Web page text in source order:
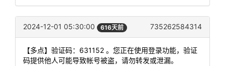
2024-12-01 05:30:00 616天前 735262584314
【多点】验证码：631152 。您正在使用登录功能，验证
码提供他人可能导致帐号被盗，请勿转发或泄漏。